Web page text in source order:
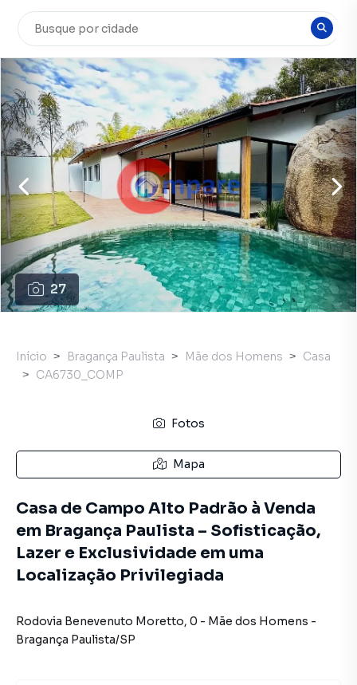
27
Início Bragança Paulista Mãe dos Homens
Casa
CA6730_COMP
Fotos
Mapa
Casa de Campo Alto Padrão à Venda
em Bragança Paulista – Sofisticação,
Lazer e Exclusividade em uma
Localização Privilegiada
Rodovia Benevenuto Moretto, 0 - Mãe dos Homens -
Bragança Paulista/SP